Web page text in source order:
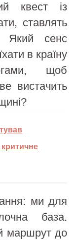
квест із
ставлять
Який сенс
в країну
щоб
вистачить
ми для
база.
маршрут до